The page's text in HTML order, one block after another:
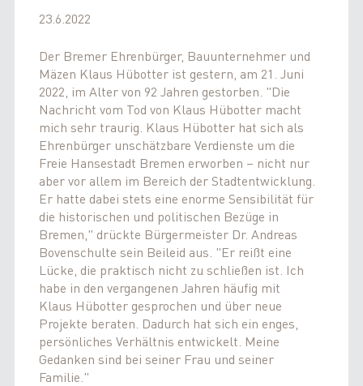
23.6.2022
Der Bremer Ehrenbürger, Bauunternehmer und
Mäzen Klaus Hübotter ist gestern, am 21. Juni
2022, im Alter von 92 Jahren gestorben. "Die
Nachricht vom Tod von Klaus Hübotter macht
mich sehr traurig. Klaus Hübotter hat sich als
Ehrenbürger unschätzbare Verdienste um die
Freie Hansestadt Bremen erworben – nicht nur
aber vor allem im Bereich der Stadtentwicklung.
Er hatte dabei stets eine enorme Sensibilität für
die historischen und politischen Bezüge in
Bremen," drückte Bürgermeister Dr. Andreas
Bovenschulte sein Beileid aus. "Er reißt eine
Lücke, die praktisch nicht zu schließen ist. Ich
habe in den vergangenen Jahren häufig mit
Klaus Hübotter gesprochen und über neue
Projekte beraten. Dadurch hat sich ein enges,
persönliches Verhältnis entwickelt. Meine
Gedanken sind bei seiner Frau und seiner
Familie."